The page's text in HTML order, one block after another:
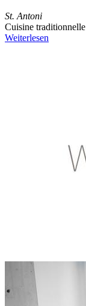
St. Antoni
Cuisine traditionnelle
Weiterlesen